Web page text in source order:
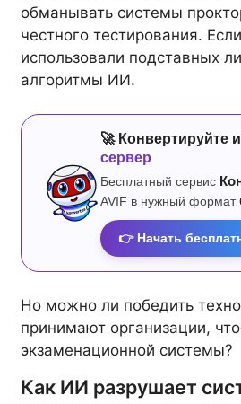
обманывать системы
честного тестирования.
использовали подставных
алгоритмы ИИ.
🚀 Конвертируйте
сервер
Бесплатный сервис
AVIF в нужный формат
👉 Начать
Но можно ли победить
принимают организации,
экзаменационной системы?
Как ИИ разрушает